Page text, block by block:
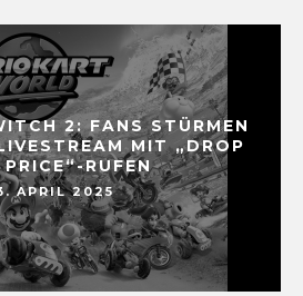
2: FANS STÜRMEN
MIT „DROP
RUFEN
APRIL 2025